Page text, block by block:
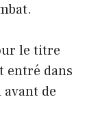
le titre
entré dans
de